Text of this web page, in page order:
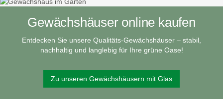
Gewächshäuser online kaufen
Entdecken Sie unsere Qualitäts-Gewächshäuser – stabil,
nachhaltig und langlebig für Ihre grüne Oase!
Zu unseren Gewächshäusern mit Glas